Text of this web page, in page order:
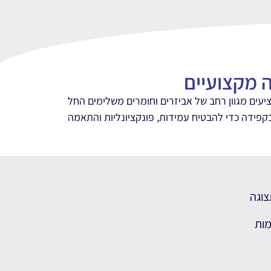
מקצועיים
מגוון רחב של אביזרים וחומרים משלימים החל
כדי להבטיח עמידות, פונקציונליות והתאמה